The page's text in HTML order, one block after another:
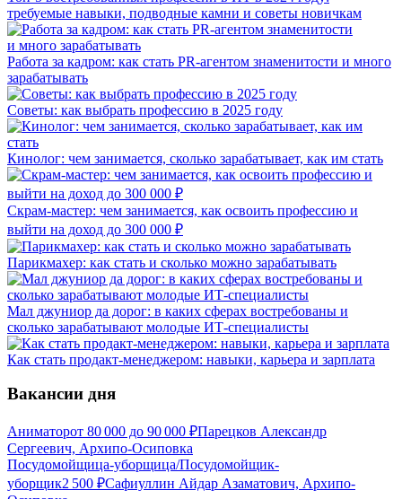
требуемые навыки, подводные камни и советы новичкам
Работа за кадром: как стать PR-агентом знаменитости и много
зарабатывать
Советы: как выбрать профессию в 2025 году
Кинолог: чем занимается, сколько зарабатывает, как им стать
Скрам-мастер: чем занимается, как освоить профессию и
выйти на доход до 300 000 ₽
Парикмахер: как стать и сколько можно зарабатывать
Мал джуниор да дорог: в каких сферах востребованы и
сколько зарабатывают молодые ИТ-специалисты
Как стать продакт-менеджером: навыки, карьера и зарплата
Вакансии дня
Аниматорот 80 000 до 90 000 ₽Парецков Александр
Сергеевич, Архипо-Осиповка
Посудомойщица-уборщица/Посудомойщик-
уборщик2 500 ₽Сафиуллин Айдар Азаматович, Архипо-